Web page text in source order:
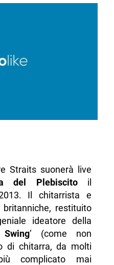
Straits suonerà live
del Plebiscitoil
Il chitarrista e
restituito
ideatore della
‘ (come non
di chitarra, da molti
complicato mai